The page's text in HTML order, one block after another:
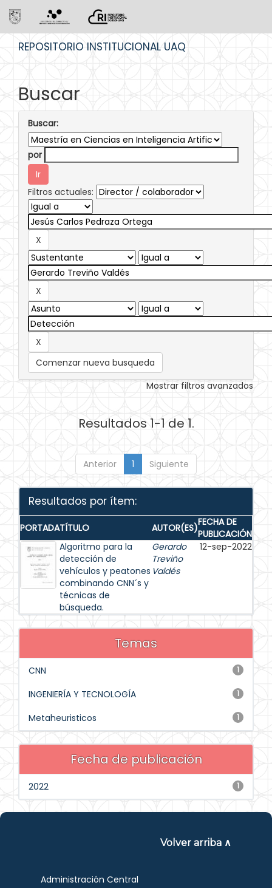
REPOSITORIO INSTITUCIONAL UAQ
Buscar
Buscar:
por
Filtros actuales:
Comenzar nueva busqueda
Mostrar filtros avanzados
Resultados 1-1 de 1.
Anterior 1 Siguiente
Resultados por ítem:
PORTADATÍTULO AUTOR(ES)FECHA DE
PUBLICACIÓN
Algoritmo para la
detección de
vehículos y peatones
combinando CNN´s y
técnicas de
búsqueda.
Gerardo
Treviño
Valdés
12-sep-2022
Temas
1
CNN
1
INGENIERÍA Y TECNOLOGÍA
1
Metaheuristicos
Fecha de publicación
1
2022
Volver arriba ∧
Administración Central